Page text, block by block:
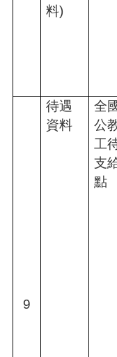
料)
9
待遇
資料
全
公
工
支
點